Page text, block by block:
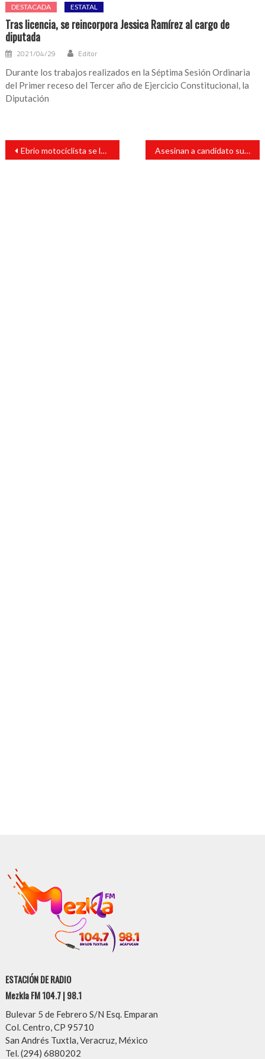
DESTACADA ESTATAL
Tras licencia, se reincorpora Jessica Ramírez al cargo de
diputada
2021/04/29 Editor
Durante los trabajos realizados en la Séptima Sesión Ordinaria
del Primer receso del Tercer año de Ejercicio Constitucional, la
Diputación
Navegación
entradas
Ebrio motociclista se lesiona tras derrapar Asesinan a candidato suplente de Morena a la presidencia de Tihuatlán
ESTACIÓN DE RADIO
Mezkla FM 104.7 | 98.1
Bulevar 5 de Febrero S/N Esq. Emparan
Col. Centro, CP 95710
San Andrés Tuxtla, Veracruz, México
Tel. (294) 6880202